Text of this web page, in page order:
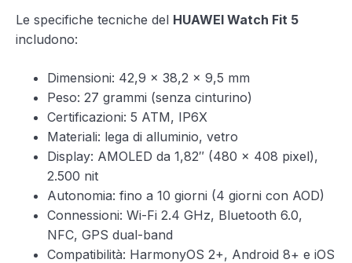
Le specifiche tecniche del HUAWEI Watch Fit 5
includono:
Dimensioni: 42,9 x 38,2 x 9,5 mm
Peso: 27 grammi (senza cinturino)
Certificazioni: 5 ATM, IP6X
Materiali: lega di alluminio, vetro
Display: AMOLED da 1,82″ (480 x 408 pixel),
2.500 nit
Autonomia: fino a 10 giorni (4 giorni con AOD)
Connessioni: Wi-Fi 2.4 GHz, Bluetooth 6.0,
NFC, GPS dual-band
Compatibilità: HarmonyOS 2+, Android 8+ e iOS